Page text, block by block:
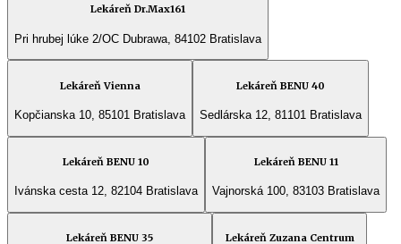
Lekáreň Dr.Max161
Pri hrubej lúke 2/OC Dubrawa, 84102 Bratislava
Lekáreň Vienna
Kopčianska 10, 85101 Bratislava
Lekáreň BENU 40
Sedlárska 12, 81101 Bratislava
Lekáreň BENU 10
Ivánska cesta 12, 82104 Bratislava
Lekáreň BENU 11
Vajnorská 100, 83103 Bratislava
Lekáreň BENU 35 Lekáreň Zuzana Centrum